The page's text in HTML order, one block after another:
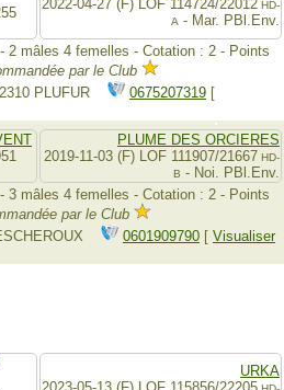
2022-04-27 (F) LOF 114724/22012 HD-
A - Mar. PBl.Env.
2 mâles 4 femelles - Cotation : 2 - Points
par le Club
PLUFUR
0675207319 [
PLUME DES ORCIERES
2019-11-03 (F) LOF 111907/21667 HD-
B - Noi. PBl.Env.
3 mâles 4 femelles - Cotation : 2 - Points
par le Club
0601909790 [ Visualiser
URKA